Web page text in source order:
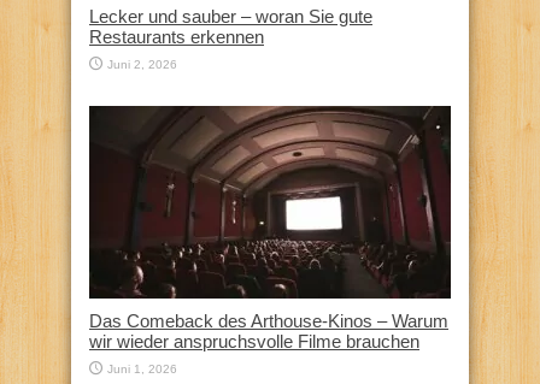
Lecker und sauber – woran Sie gute
Restaurants erkennen
Juni 2, 2026
Das Comeback des Arthouse-Kinos – Warum
wir wieder anspruchsvolle Filme brauchen
Juni 1, 2026